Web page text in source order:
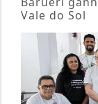
Vale do Sol